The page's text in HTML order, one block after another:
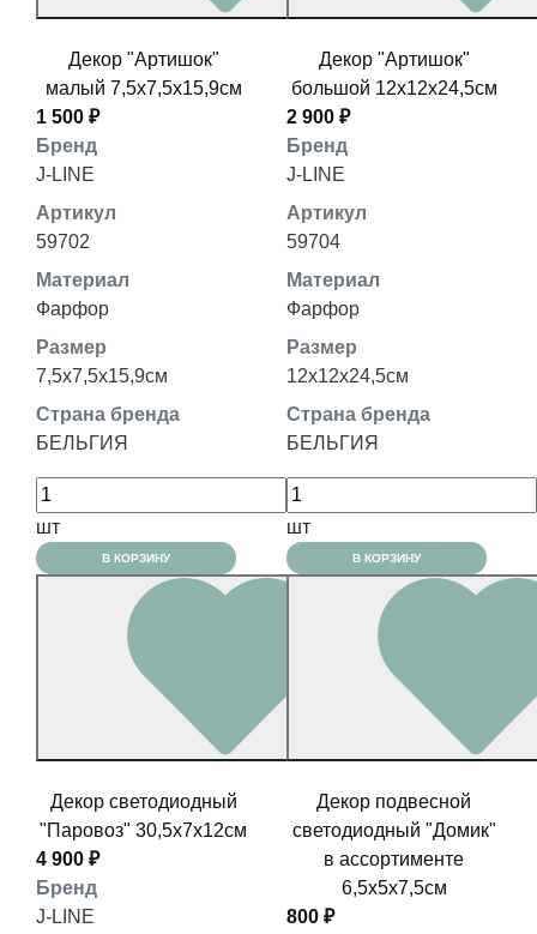
Декор "Артишок"
малый 7,5x7,5x15,9см
1 500 ₽
Бренд
J-LINE
Артикул
59702
Материал
Фарфор
Размер
7,5x7,5x15,9см
Страна бренда
БЕЛЬГИЯ
шт
В КОРЗИНУ
Декор "Артишок"
большой 12x12x24,5см
2 900 ₽
Бренд
J-LINE
Артикул
59704
Материал
Фарфор
Размер
12x12x24,5см
Страна бренда
БЕЛЬГИЯ
шт
В КОРЗИНУ
Декор светодиодный
"Паровоз" 30,5x7x12см
4 900 ₽
Бренд
J-LINE
Декор подвесной
светодиодный "Домик"
в ассортименте
6,5x5x7,5см
800 ₽